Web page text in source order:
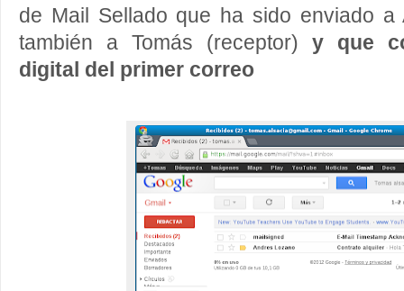
de Mail Sellado que ha sido enviado a
también a Tomás (receptor) y que
digital del primer correo